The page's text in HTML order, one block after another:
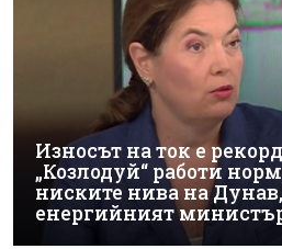
Износът на ток е
„Козлодуй“ работи
ниските нива на
енергийният